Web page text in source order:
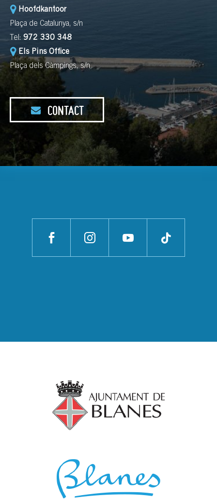
Hoofdkantoor
Plaça de Catalunya, s/n
Tel: 972 330 348
Els Pins Office
Plaça dels Càmpings, s/n
CONTACT